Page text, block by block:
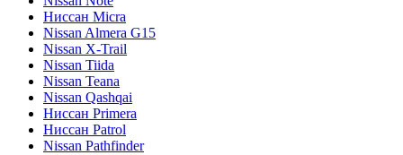
Ниссан Micra
Nissan Almera G15
Nissan X-Trail
Nissan Tiida
Nissan Teana
Nissan Qashqai
Ниссан Primera
Ниссан Patrol
Nissan Pathfinder